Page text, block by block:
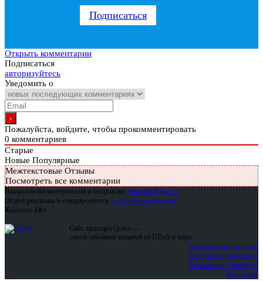
Подписаться
Открыть комментарии
Подписаться
авторизуйтесь
Уведомить о
Пожалуйста, войдите, чтобы прокомментировать
0 комментариев
Старые
Новые Популярные
Межтекстовые Отзывы
Посмотреть все комментарии
Вопросы по материалам и подписке: support@glc.ru
Отдел рекламы и спецпроектов: yakovleva.a@glc.ru
Контент 18+
Сайт защищен Qrator —
самой забойной защитой от DDoS в мире
Подписка для физлиц
Подписка для юрлиц
Реклама на «Хакере»
Контакты